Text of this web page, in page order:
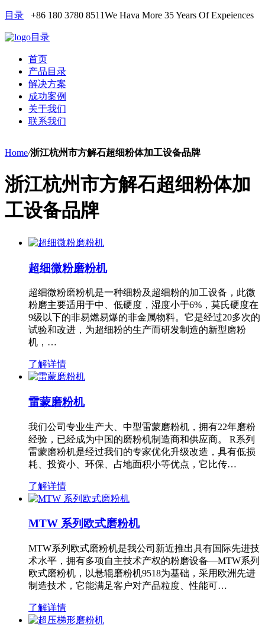
目录 +86 180 3780 8511We Hava More 35 Years Of Expeiences
目录
首页
产品目录
解决方案
成功案例
关于我们
联系我们
Home/浙江杭州市方解石超细粉体加工设备品牌
浙江杭州市方解石超细粉体加
工设备品牌
超细微粉磨粉机
超细微粉磨粉机是一种细粉及超细粉的加工设备，此微
粉磨主要适用于中、低硬度，湿度小于6%，莫氏硬度在
9级以下的非易燃易爆的非金属物料。它是经过20多次的
试验和改进，为超细粉的生产而研发制造的新型磨粉
机，…
了解详情
雷蒙磨粉机
我们公司专业生产大、中型雷蒙磨粉机，拥有22年磨粉
经验，已经成为中国的磨粉机制造商和供应商。 R系列
雷蒙磨粉机是经过我们的专家优化升级改造，具有低损
耗、投资小、环保、占地面积小等优点，它比传…
了解详情
MTW 系列欧式磨粉机
MTW系列欧式磨粉机是我公司新近推出具有国际先进技
术水平，拥有多项自主技术产权的粉磨设备—MTW系列
欧式磨粉机，以悬辊磨粉机9518为基础，采用欧洲先进
制造技术，它能满足客户对产品粒度、性能可…
了解详情